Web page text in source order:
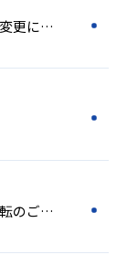
【重要】システム変更に伴う出荷停止のご案内
【札幌営業所】移転のご案内